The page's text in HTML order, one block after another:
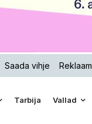
Saada vihje Reklaam
Tarbija Vallad